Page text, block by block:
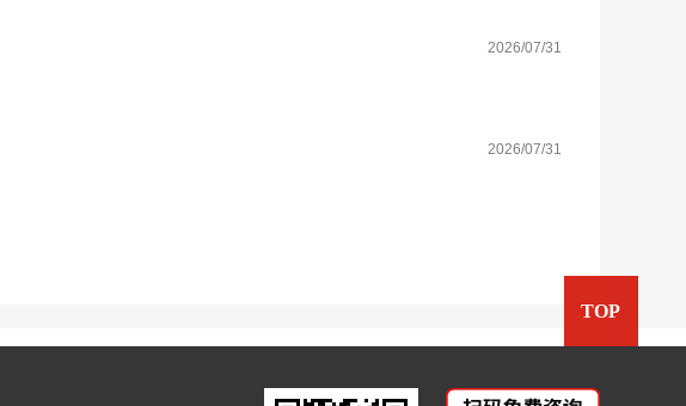
2026/07/31
2026/07/31
TOP